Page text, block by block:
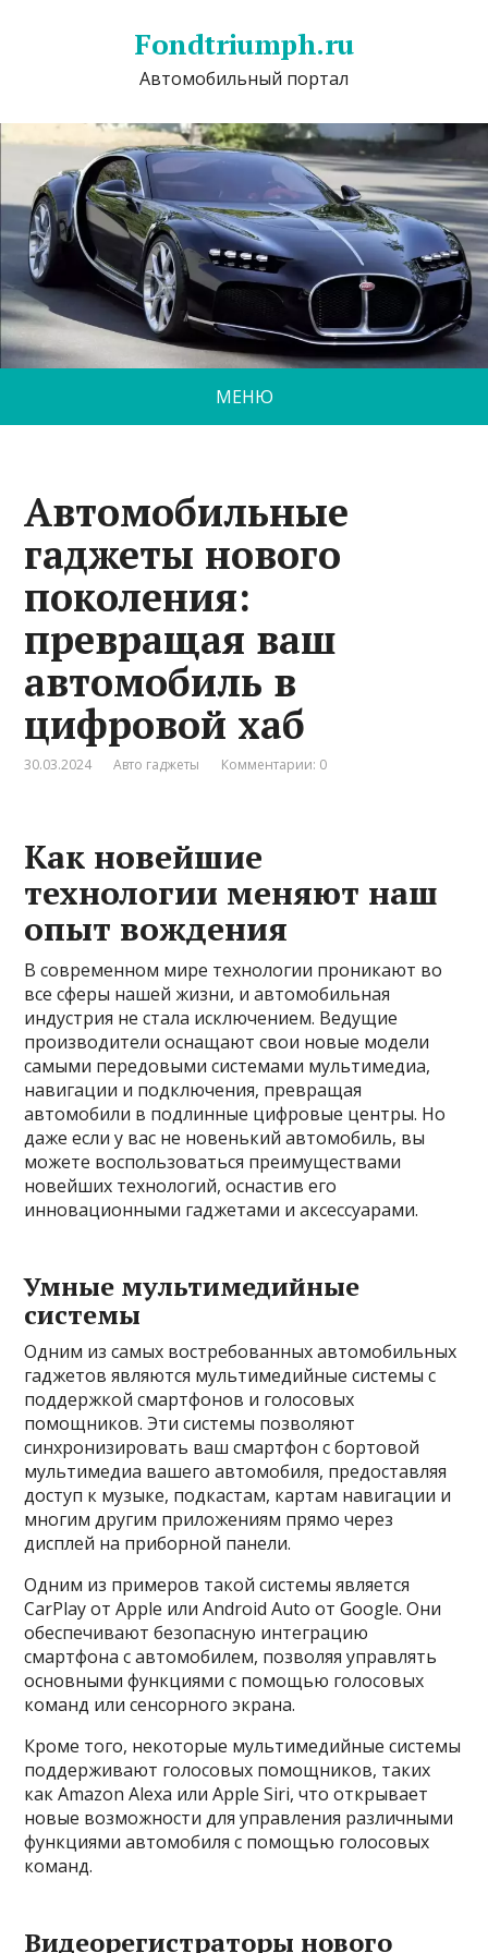
Fondtriumph.ru
Автомобильный портал
МЕНЮ
Автомобильные
гаджеты нового
поколения:
превращая ваш
автомобиль в
цифровой хаб
30.03.2024 Авто гаджеты Комментарии: 0
Как новейшие
технологии меняют наш
опыт вождения
В современном мире технологии проникают во
все сферы нашей жизни, и автомобильная
индустрия не стала исключением. Ведущие
производители оснащают свои новые модели
самыми передовыми системами мультимедиа,
навигации и подключения, превращая
автомобили в подлинные цифровые центры. Но
даже если у вас не новенький автомобиль, вы
можете воспользоваться преимуществами
новейших технологий, оснастив его
инновационными гаджетами и аксессуарами.
Умные мультимедийные
системы
Одним из самых востребованных автомобильных
гаджетов являются мультимедийные системы с
поддержкой смартфонов и голосовых
помощников. Эти системы позволяют
синхронизировать ваш смартфон с бортовой
мультимедиа вашего автомобиля, предоставляя
доступ к музыке, подкастам, картам навигации и
многим другим приложениям прямо через
дисплей на приборной панели.
Одним из примеров такой системы является
CarPlay от Apple или Android Auto от Google. Они
обеспечивают безопасную интеграцию
смартфона с автомобилем, позволяя управлять
основными функциями с помощью голосовых
команд или сенсорного экрана.
Кроме того, некоторые мультимедийные системы
поддерживают голосовых помощников, таких
как Amazon Alexa или Apple Siri, что открывает
новые возможности для управления различными
функциями автомобиля с помощью голосовых
команд.
Видеорегистраторы нового